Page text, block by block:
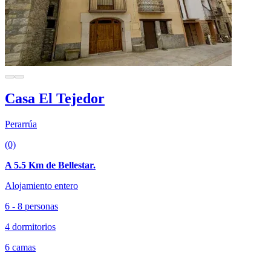
Casa El Tejedor
Perarrúa
(0)
A 5.5 Km de Bellestar.
Alojamiento entero
6 - 8 personas
4 dormitorios
6 camas